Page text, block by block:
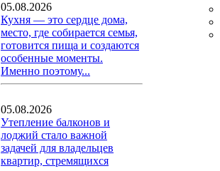
05.08.2026
Кухня — это сердце дома,
место, где собирается семья,
готовится пища и создаются
особенные моменты.
Именно поэтому...
05.08.2026
Утепление балконов и
лоджий стало важной
задачей для владельцев
квартир, стремящихся